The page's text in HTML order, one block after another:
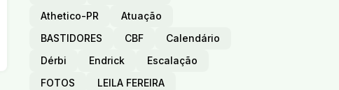
Athetico-PR
Atuação
BASTIDORES
CBF
Calendário
Dérbi
Endrick
Escalação
FOTOS
LEILA FEREIRA